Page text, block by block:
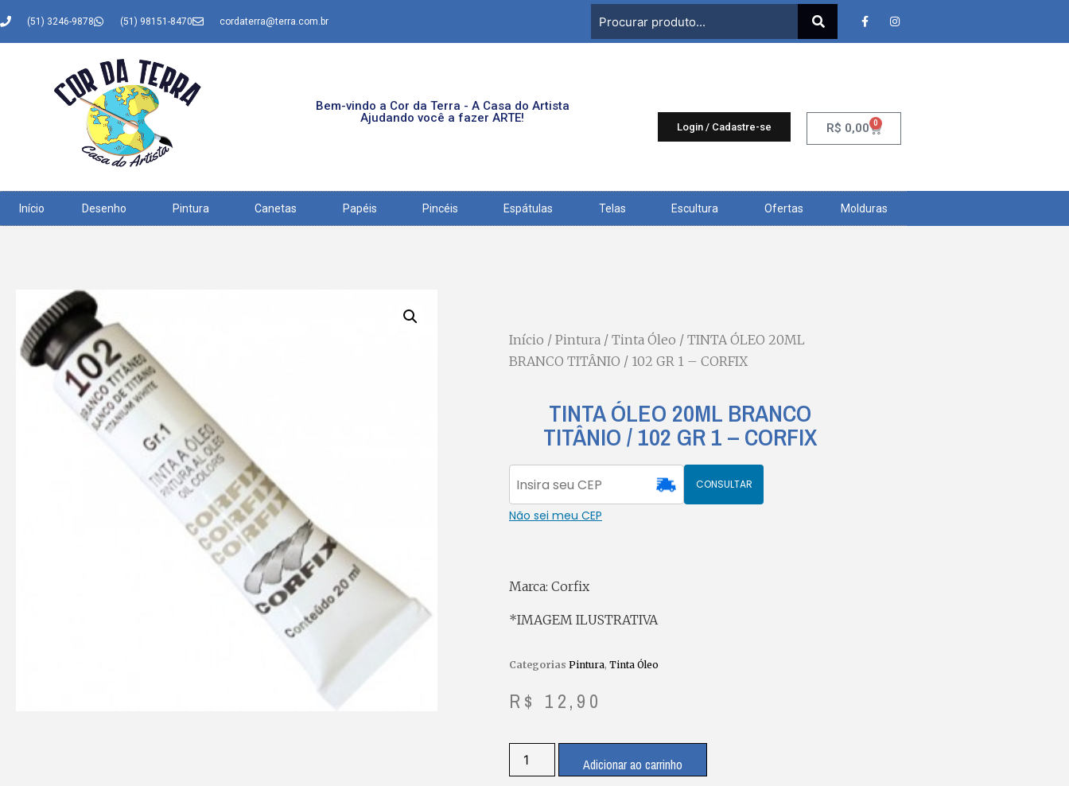
(51) 3246-9878 (51) 98151-8470 cordaterra@terra.com.br
Bem-vindo a Cor da Terra - A Casa do Artista
Ajudando você a fazer ARTE!
Login / Cadastre-se R$ 0,00 0
Início Desenho Pintura Canetas Papéis Pincéis Espátulas Telas Escultura Ofertas Molduras
Início / Pintura / Tinta Óleo / TINTA ÓLEO 20ML
BRANCO TITÂNIO / 102 GR 1 – CORFIX
TINTA ÓLEO 20ML BRANCO
TITÂNIO / 102 GR 1 – CORFIX
CONSULTAR
Não sei meu CEP
Marca: Corfix
*IMAGEM ILUSTRATIVA
Categorias Pintura, Tinta Óleo
R$ 12,90
Adicionar ao carrinho